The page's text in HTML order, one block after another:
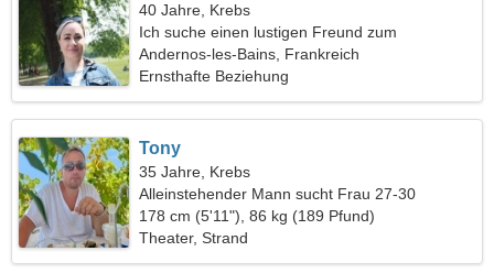
40 Jahre, Krebs
Ich suche einen lustigen Freund zum
gemeinsamen Skifahren
Andernos-les-Bains, Frankreich
Ernsthafte Beziehung
Tony
35 Jahre, Krebs
Alleinstehender Mann sucht Frau 27-30
178 cm (5'11"), 86 kg (189 Pfund)
Theater, Strand